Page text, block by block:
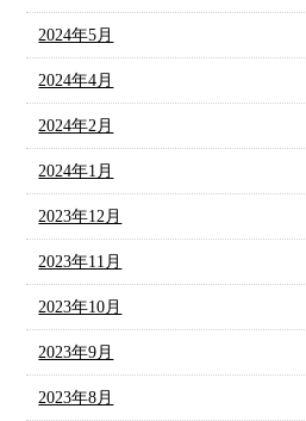
2024年5月
2024年4月
2024年2月
2024年1月
2023年12月
2023年11月
2023年10月
2023年9月
2023年8月